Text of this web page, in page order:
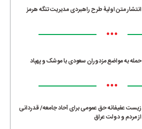
انتشار متن اولیۀ طرح راهبردی مدیریت تنگه هرمز
•••
حمله به مواضع مزدوران سعودی با موشک و پهپاد
•••
زیست عفیفانه حق عمومی برای آحاد جامعه/ قدردانی
از مردم و دولت عراق